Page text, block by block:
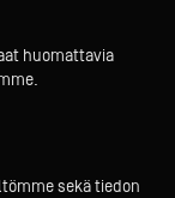
huomattavia
sekä tiedon